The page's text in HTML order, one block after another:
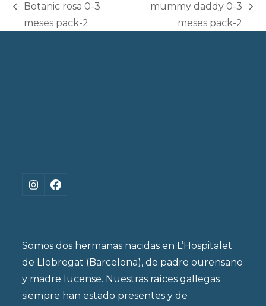
previous
post:
Botanic rosa 0-3
meses pack-2
post:
mummy daddy 0-3
meses pack-2
Instagram
Facebook
Somos dos hermanas nacidas en L’Hospitalet
de Llobregat (Barcelona), de padre ourensano
y madre lucense. Nuestras raíces gallegas
siempre han estado presentes y de